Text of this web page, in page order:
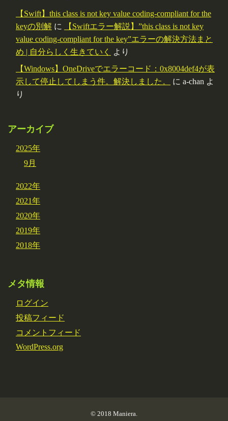
【Swift】this class is not key value coding-compliant for the
keyの別解 に
【Swiftエラー解説】”this class is not key
value coding-compliant for the key”エラーの解決方法まと
め | 自分らしく生きていく
より
【Windows】OneDriveでエラーコード：0x8004def4が表
示して停止してしまう件。解決しました。
に a-chan よ
り
アーカイブ
2025年
9月
2022年
2021年
2020年
2019年
2018年
メタ情報
ログイン
投稿フィード
コメントフィード
WordPress.org
© 2018 Maniera